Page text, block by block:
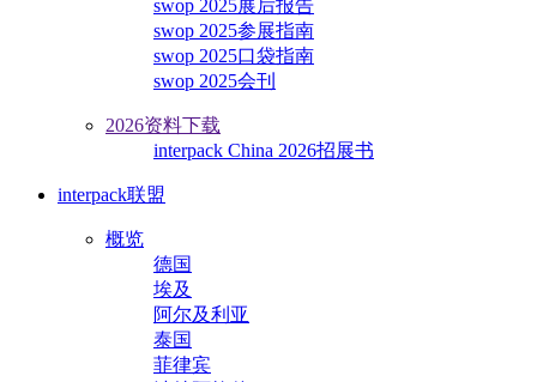
swop 2025展后报告
swop 2025参展指南
swop 2025口袋指南
swop 2025会刊
2026资料下载
interpack China 2026招展书
interpack联盟
概览
德国
埃及
阿尔及利亚
泰国
菲律宾